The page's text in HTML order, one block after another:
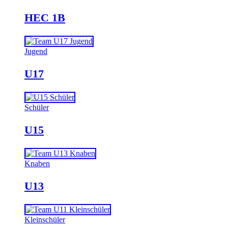
HEC 1B
Jugend
U17
Schüler
U15
Knaben
U13
Kleinschüler